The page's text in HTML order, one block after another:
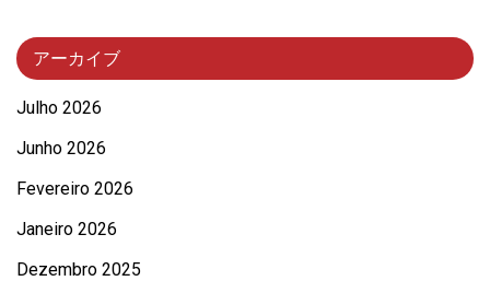
アーカイブ
Julho 2026
Junho 2026
Fevereiro 2026
Janeiro 2026
Dezembro 2025